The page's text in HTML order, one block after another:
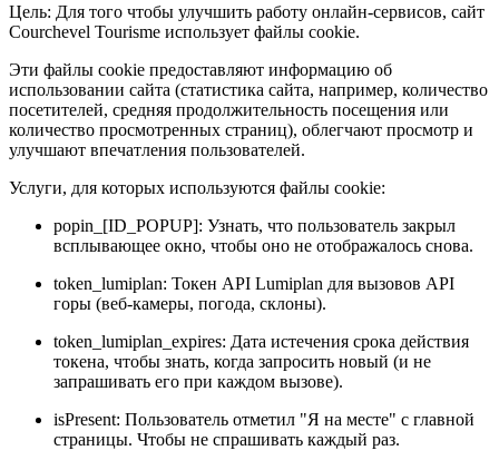
Цель: Для того чтобы улучшить работу онлайн-сервисов, сайт
Courchevel Tourisme использует файлы cookie.
Эти файлы cookie предоставляют информацию об
использовании сайта (статистика сайта, например, количество
посетителей, средняя продолжительность посещения или
количество просмотренных страниц), облегчают просмотр и
улучшают впечатления пользователей.
Услуги, для которых используются файлы cookie:
popin_[ID_POPUP]: Узнать, что пользователь закрыл
всплывающее окно, чтобы оно не отображалось снова.
token_lumiplan: Токен API Lumiplan для вызовов API
горы (веб-камеры, погода, склоны).
token_lumiplan_expires: Дата истечения срока действия
токена, чтобы знать, когда запросить новый (и не
запрашивать его при каждом вызове).
isPresent: Пользователь отметил "Я на месте" с главной
страницы. Чтобы не спрашивать каждый раз.